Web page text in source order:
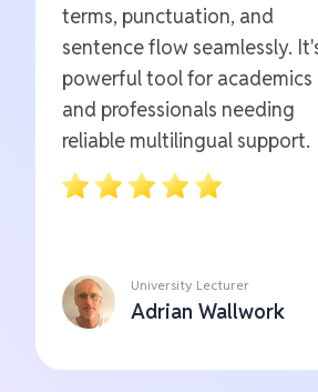
terms, punctuation, and
sentence flow seamlessly.
powerful tool for academics
and professionals needing
reliable multilingual support.
University Lecturer
Adrian Wallwork